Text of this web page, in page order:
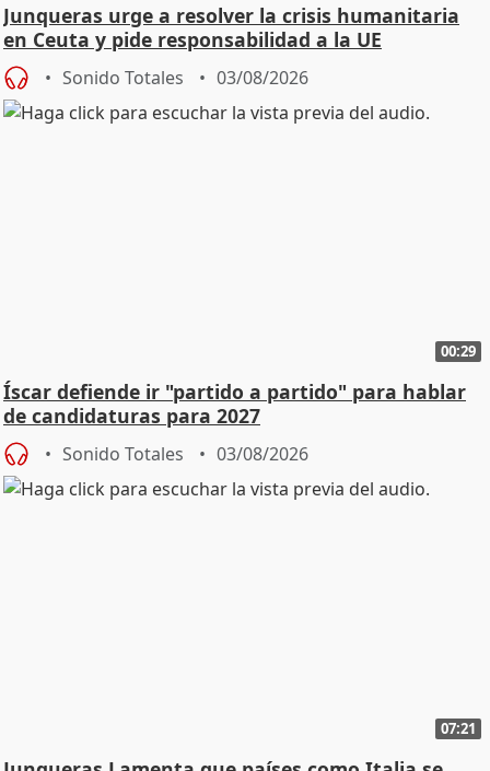
Junqueras urge a resolver la crisis humanitaria
en Ceuta y pide responsabilidad a la UE
Sonido Totales 03/08/2026
00:29
Íscar defiende ir "partido a partido" para hablar
de candidaturas para 2027
Sonido Totales 03/08/2026
07:21